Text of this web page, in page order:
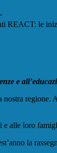
REACT: le
e
nostra
e alle loro
la